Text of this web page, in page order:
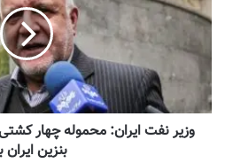
وزیر نفت ایران: محموله چهار
بنزین ایران